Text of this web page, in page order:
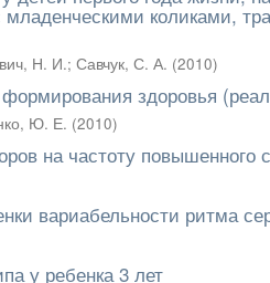
коликами,
Н. И.; Савчук, С. А. (2010)
здоровья
Ю. Е. (2010)
на частоту повышенного
вариабельности ритма
у ребенка 3 лет